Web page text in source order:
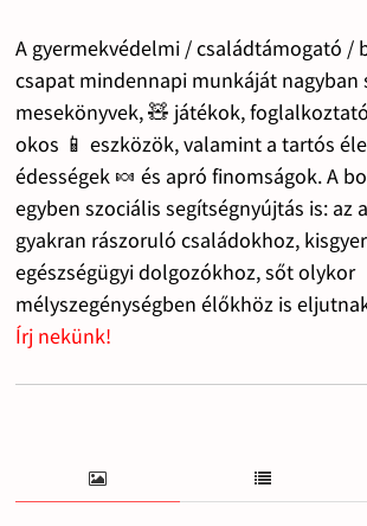
A gyermekvédelmi / családtámogató /
csapat mindennapi munkáját nagyban
mesekönyvek, 🧸 játékok,
okos 📱 eszközök, valamint a tartós
édességek 🍬 és apró finomságok. A
egyben szociális segítségnyújtás is: az
gyakran rászoruló családokhoz,
egészségügyi dolgozókhoz, sőt olykor
mélyszegénységben élőkhöz is
Írj nekünk!